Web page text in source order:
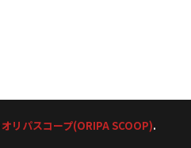
オリパスコープ(ORIPA SCOOP).